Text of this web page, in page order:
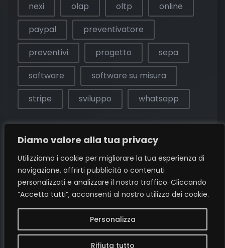
Diamo valore alla tua privacy
Utilizziamo i cookie per migliorare la tua esperienza di
navigazione, offrirti pubblicità o contenuti
personalizzati e analizzare il nostro traffico. Cliccando
“Accetta tutti”, acconsenti al nostro utilizzo dei cookie.
Personalizza
Rifiuta tutto
nexi
olap oltp
online
paypal
preventivatore
preventivi
progetto
sepa
software
software su misura
stripe
sviluppo whatsapp